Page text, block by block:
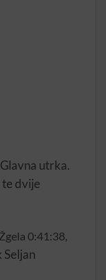
utrka.
te dvije
0:41:38,
Seljan